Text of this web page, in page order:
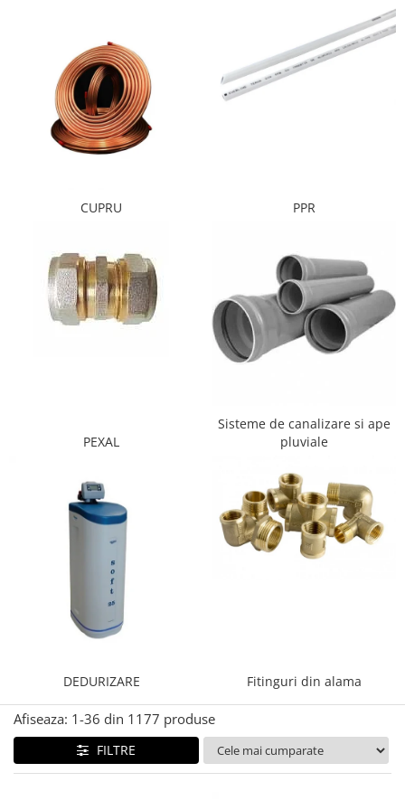
Instant pe gaz natural si GPL
Accesorii centrale pe GAZ si GPL
Cazane, Centrale si Termoseminee
cu functionare pe peleti
Centrale termice electrice
Seminee si Sobe
Butelie egalizare
Radiatoare/Calorifere
Radiatoare/Calorifere din otel
Radiator otel AIRFEL
Radiatoare/Calorifere din otel
KERMI COMPACT
Radiatoare/Calorifere Brise
Heizkorper
Radiatoare de baie Portprosop
Radiatoare de Baie din otel - Drept
- Profil Rotund
Radiatoare din aluminiu
Radiatoare din aluminiu Vox Extra
Radiatoare aluminiu OSCAR
TONDO
CUPRU PPR
PEXAL
Sisteme de canalizare si ape
pluviale
DEDURIZARE Fitinguri din alama
Afiseaza: 1-36 din 1177 produse
FILTRE